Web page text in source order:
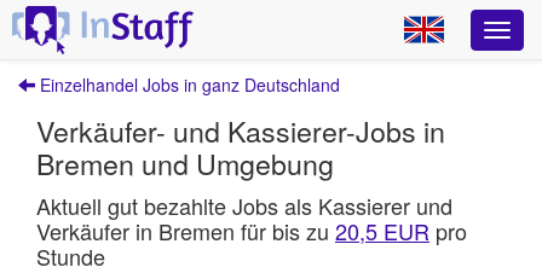
Einzelhandel Jobs in ganz Deutschland
Verkäufer- und Kassierer-Jobs in
Bremen und Umgebung
Aktuell gut bezahlte Jobs als Kassierer und
Verkäufer in Bremen für bis zu 20,5 EUR pro
Stunde